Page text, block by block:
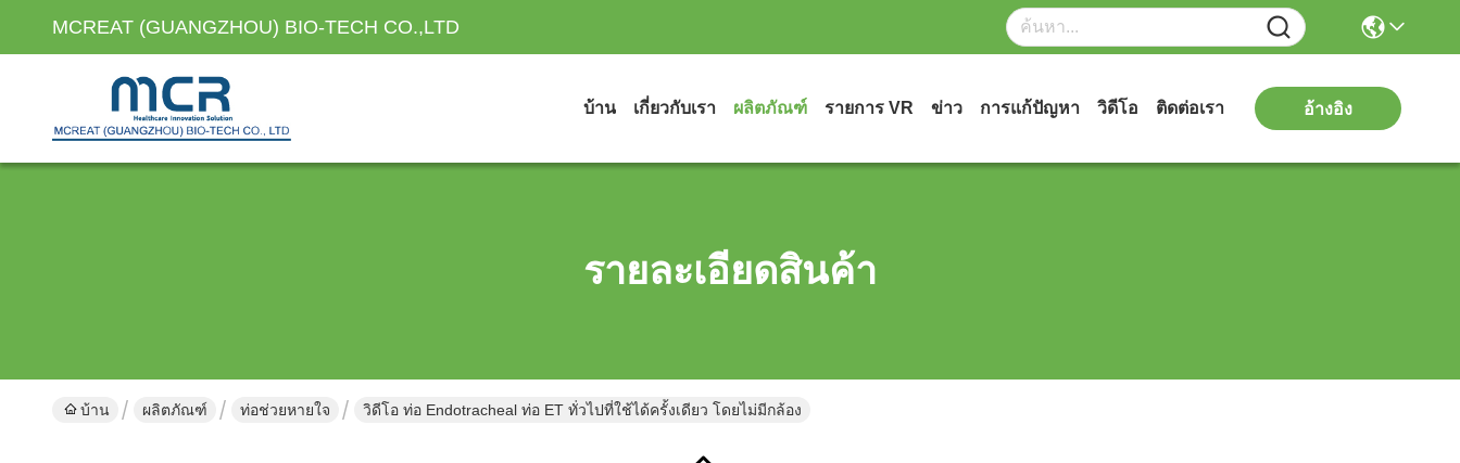
MCREAT (GUANGZHOU) BIO-TECH CO.,LTD
บ้าน เกี่ยวกับเรา ผลิตภัณฑ์ รายการ VR ข่าว การแก้ปัญหา วิดีโอ ติดต่อเรา อ้างอิง
รายละเอียดสินค้า
บ้าน ผลิตภัณฑ์ ท่อช่วยหายใจ วิดีโอ ท่อ Endotracheal ท่อ ET ทั่วไปที่ใช้ได้ครั้งเดียว โดยไม่มีกล้อง